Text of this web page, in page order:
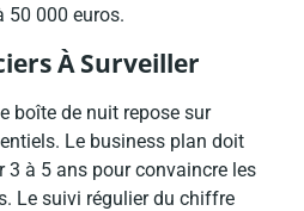
50 000 euros.
À Surveiller
boîte de nuit repose sur
Le business plan doit
3 à 5 ans pour convaincre les
Le suivi régulier du chiffre